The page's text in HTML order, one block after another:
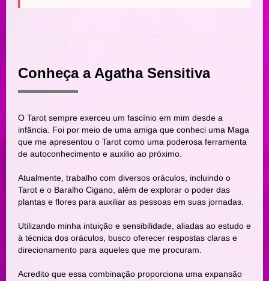
Conheça a Agatha Sensitiva
O Tarot sempre exerceu um fascínio em mim desde a
infância. Foi por meio de uma amiga que conheci uma Maga
que me apresentou o Tarot como uma poderosa ferramenta
de autoconhecimento e auxílio ao próximo.
Atualmente, trabalho com diversos oráculos, incluindo o
Tarot e o Baralho Cigano, além de explorar o poder das
plantas e flores para auxiliar as pessoas em suas jornadas.
Utilizando minha intuição e sensibilidade, aliadas ao estudo e
à técnica dos oráculos, busco oferecer respostas claras e
direcionamento para aqueles que me procuram.
Acredito que essa combinação proporciona uma expansão